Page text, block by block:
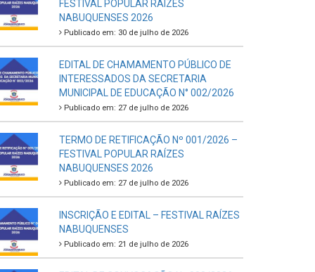
FESTIVAL POPULAR RAÍZES
NABUQUENSES 2026
Publicado em: 30 de julho de 2026
EDITAL DE CHAMAMENTO PÚBLICO DE
INTERESSADOS DA SECRETARIA
MUNICIPAL DE EDUCAÇÃO N° 002/2026
Publicado em: 27 de julho de 2026
TERMO DE RETIFICAÇÃO Nº 001/2026 –
FESTIVAL POPULAR RAÍZES
NABUQUENSES 2026
Publicado em: 27 de julho de 2026
INSCRIÇÃO E EDITAL – FESTIVAL RAÍZES
NABUQUENSES
Publicado em: 21 de julho de 2026